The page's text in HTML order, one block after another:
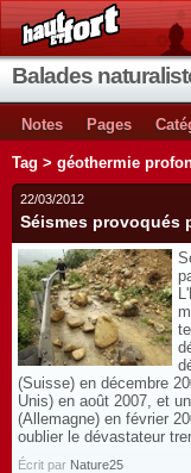
Balades
Notes Pages
Tag > géothermie
22/03/2012
Séismes provoqués
(Suisse) en décembre
Unis) en août 2007, et
(Allemagne) en février
oublier le dévastateur
Écrit par Nature25